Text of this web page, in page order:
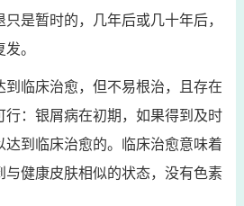
是暂时的，几年后或几十年后，
。
到临床治愈，但不易根治，且存在
行：银屑病在初期，如果得到及时
达到临床治愈的。临床治愈意味着
与健康皮肤相似的状态，没有色素